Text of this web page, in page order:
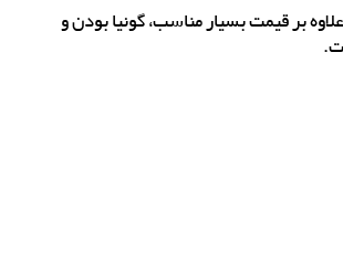
بر قیمت بسیار مناسب، گونیا بودن و